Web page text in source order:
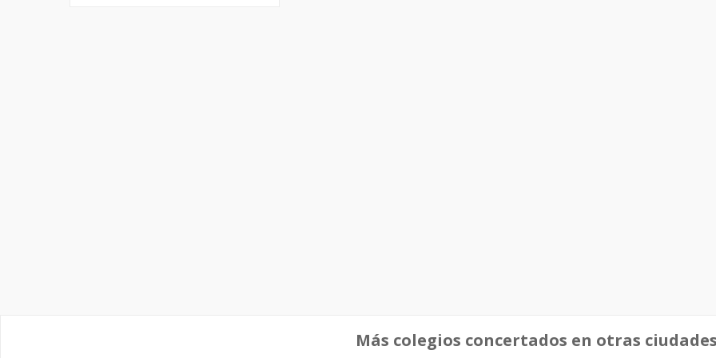
Más colegios concertados en otras